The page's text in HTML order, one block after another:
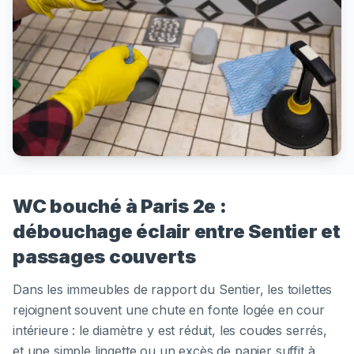
WC bouché à Paris 2e :
débouchage éclair entre Sentier et
passages couverts
Dans les immeubles de rapport du Sentier, les toilettes
rejoignent souvent une chute en fonte logée en cour
intérieure : le diamètre y est réduit, les coudes serrés,
et une simple lingette ou un excès de papier suffit à